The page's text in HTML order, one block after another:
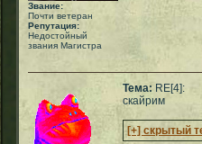
Звание:
Почти ветеран
Репутация:
Недостойный
звания Магистра
Тема: RE[4]:
скайрим
[+] скрытый